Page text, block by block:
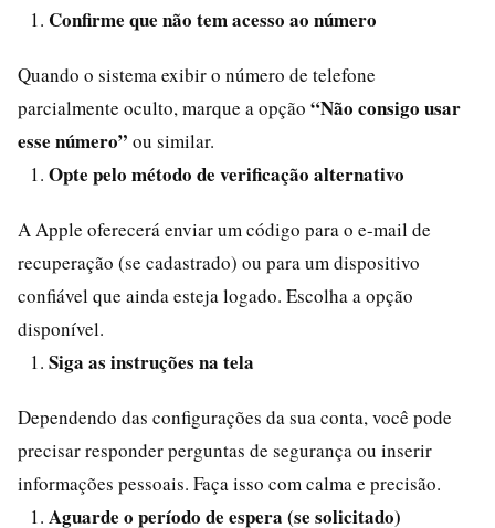
Confirme que não tem acesso ao número
Quando o sistema exibir o número de telefone
parcialmente oculto, marque a opção “Não consigo usar
esse número” ou similar.
Opte pelo método de verificação alternativo
A Apple oferecerá enviar um código para o e-mail de
recuperação (se cadastrado) ou para um dispositivo
confiável que ainda esteja logado. Escolha a opção
disponível.
Siga as instruções na tela
Dependendo das configurações da sua conta, você pode
precisar responder perguntas de segurança ou inserir
informações pessoais. Faça isso com calma e precisão.
Aguarde o período de espera (se solicitado)